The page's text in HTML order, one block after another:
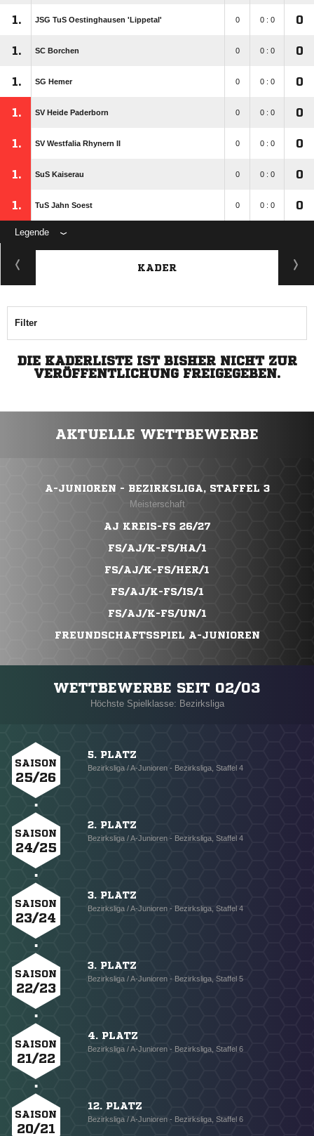
1. JSG TuS Oestinghausen 'Lippetal' 0 0 : 0 0
1. SC Borchen 0 0 : 0 0
1. SG Hemer 0 0 : 0 0
1. SV Heide Paderborn 0 0 : 0 0
1. SV Westfalia Rhynern II 0 0 : 0 0
1. SuS Kaiserau 0 0 : 0 0
1. TuS Jahn Soest 0 0 : 0 0
Legende
KADER
Filter
DIE KADERLISTE IST BISHER NICHT ZUR
VERÖFFENTLICHUNG FREIGEGEBEN.
AKTUELLE WETTBEWERBE
A-JUNIOREN - BEZIRKSLIGA, STAFFEL 3
Meisterschaft
AJ KREIS-FS 26/27
FS/AJ/K-FS/HA/1
FS/AJ/K-FS/HER/1
FS/AJ/K-FS/IS/1
FS/AJ/K-FS/UN/1
FREUNDSCHAFTSSPIEL A-JUNIOREN
WETTBEWERBE SEIT 02/03
Höchste Spielklasse: Bezirksliga
SAISON
25/26
5. PLATZ
Bezirksliga / A-Junioren - Bezirksliga, Staffel 4
SAISON
24/25
2. PLATZ
Bezirksliga / A-Junioren - Bezirksliga, Staffel 4
SAISON
23/24
3. PLATZ
Bezirksliga / A-Junioren - Bezirksliga, Staffel 4
SAISON
22/23
3. PLATZ
Bezirksliga / A-Junioren - Bezirksliga, Staffel 5
SAISON
21/22
4. PLATZ
Bezirksliga / A-Junioren - Bezirksliga, Staffel 6
SAISON
20/21
12. PLATZ
Bezirksliga / A-Junioren - Bezirksliga, Staffel 6